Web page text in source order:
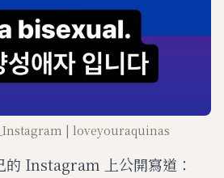
| loveyouraquinas
的 Instagram 上公開寫道：